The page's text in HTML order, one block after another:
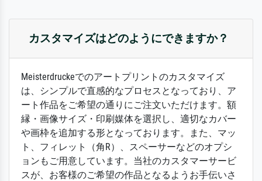
カスタマイズはどのようにできますか？
Meisterdruckeでのアートプリントのカスタマイズ
は、シンプルで直感的なプロセスとなっており、ア
ート作品をご希望の通りにご注文いただけます。額
縁・画像サイズ・印刷媒体を選択し、適切なカバー
や画枠を追加する形となっております。また、マッ
ト、フィレット（角R）、スペーサーなどのオプシ
ョンもご用意しています。当社のカスタマーサービ
スが、お客様のご希望の作品となるようお手伝いさ